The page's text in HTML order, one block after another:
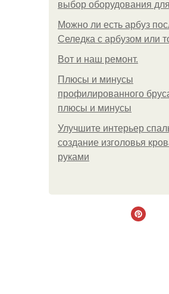
выбор оборудования
Можно ли есть арбуз
Селедка с арбузом или
Boт и наш ремoнт.
Плюсы и минусы
профилированного
плюсы и минусы
Улучшите интерьер
создание изголовья
руками